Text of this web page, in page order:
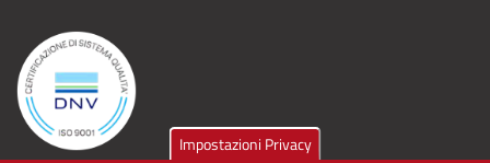
Impostazioni Privacy